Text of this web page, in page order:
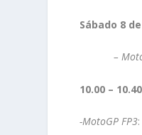
Sábado 8
– Moto
10.00 – 10.40
-MotoGP FP3: